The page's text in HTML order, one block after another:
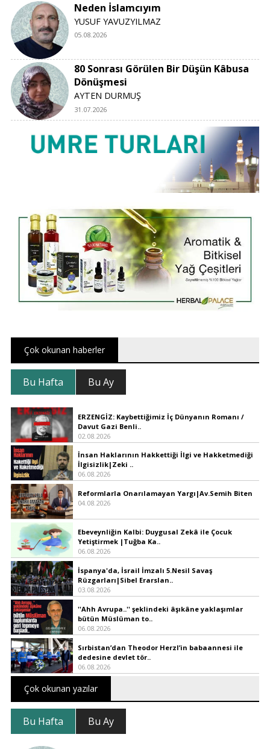
Neden İslamcıyım
YUSUF YAVUZYILMAZ
05.08.2026
80 Sonrası Görülen Bir Düşün Kâbusa
Dönüşmesi
AYTEN DURMUŞ
31.07.2026
Çok okunan haberler
Bu Hafta Bu Ay
ERZENGİZ: Kaybettiğimiz İç Dünyanın Romanı /
Davut Gazi Benli..
02.08.2026
İnsan Haklarının Hakkettiği İlgi ve Hakketmediği
İlgisizlik|Zeki ..
06.08.2026
Reformlarla Onarılamayan Yargı|Av.Semih Biten
04.08.2026
Ebeveynliğin Kalbi: Duygusal Zekâ ile Çocuk
Yetiştirmek |Tuğba Ka..
06.08.2026
İspanya'da, İsrail İmzalı 5.Nesil Savaş
Rüzgarları|Sibel Erarslan..
03.08.2026
''Ahh Avrupa..'' şeklindeki âşıkâne yaklaşımlar
bütün Müslüman to..
06.08.2026
Sırbistan’dan Theodor Herzl’in babaannesi ile
dedesine devlet tör..
06.08.2026
Çok okunan yazılar
Bu Hafta Bu Ay